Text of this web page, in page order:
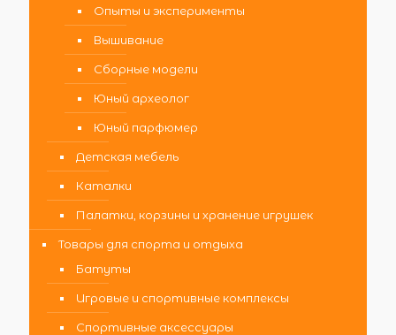
Опыты и эксперименты
Вышивание
Сборные модели
Юный археолог
Юный парфюмер
Детская мебель
Каталки
Палатки, корзины и хранение игрушек
Товары для спорта и отдыха
Батуты
Игровые и спортивные комплексы
Спортивные аксессуары